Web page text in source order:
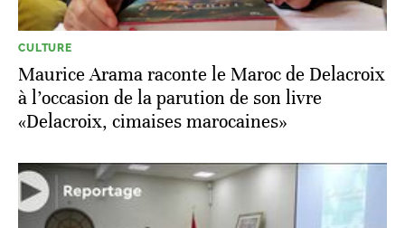
CULTURE
Maurice Arama raconte le Maroc de Delacroix
à l’occasion de la parution de son livre
«Delacroix, cimaises marocaines»